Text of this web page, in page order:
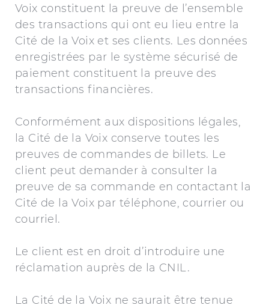
Voix constituent la preuve de l’ensemble
des transactions qui ont eu lieu entre la
Cité de la Voix et ses clients. Les données
enregistrées par le système sécurisé de
paiement constituent la preuve des
transactions financières.
Conformément aux dispositions légales,
la Cité de la Voix conserve toutes les
preuves de commandes de billets. Le
client peut demander à consulter la
preuve de sa commande en contactant la
Cité de la Voix par téléphone, courrier ou
courriel.
Le client est en droit d’introduire une
réclamation auprès de la CNIL.
La Cité de la Voix ne saurait être tenue